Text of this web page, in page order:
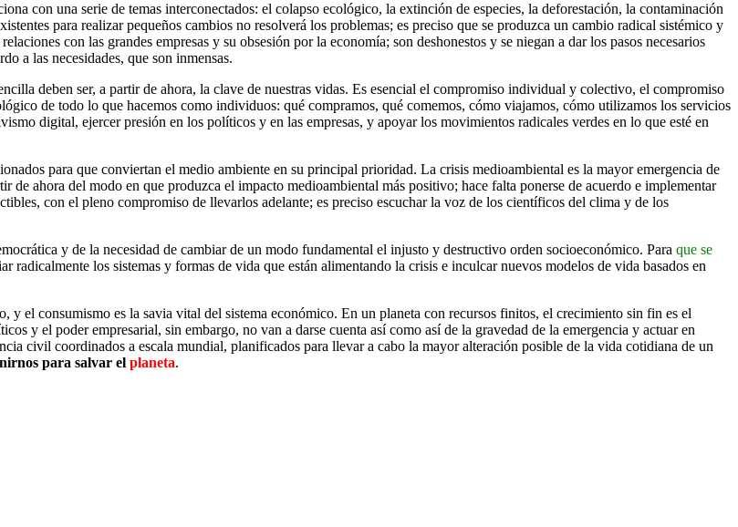
con una serie de temas interconectados: el colapso ecológico, la extinción de especies, la deforestación, la contaminación
para realizar pequeños cambios no resolverá los problemas; es preciso que se produzca un cambio radical sistémico y
con las grandes empresas y su obsesión por la economía; son deshonestos y se niegan a dar los pasos necesarios
a las necesidades, que son inmensas.
deben ser, a partir de ahora, la clave de nuestras vidas. Es esencial el compromiso individual y colectivo, el compromiso
de todo lo que hacemos como individuos: qué compramos, qué comemos, cómo viajamos, cómo utilizamos los servicios
digital, ejercer presión en los políticos y en las empresas, y apoyar los movimientos radicales verdes en lo que esté en
para que conviertan el medio ambiente en su principal prioridad. La crisis medioambiental es la mayor emergencia de
ahora del modo en que produzca el impacto medioambiental más positivo; hace falta ponerse de acuerdo e implementar
con el pleno compromiso de llevarlos adelante; es preciso escuchar la voz de los científicos del clima y de los
y de la necesidad de cambiar de un modo fundamental el injusto y destructivo orden socioeconómico. Para que se
radicalmente los sistemas y formas de vida que están alimentando la crisis e inculcar nuevos modelos de vida basados en
el consumismo es la savia vital del sistema económico. En un planeta con recursos finitos, el crecimiento sin fin es el
y el poder empresarial, sin embargo, no van a darse cuenta así como así de la gravedad de la emergencia y actuar en
civil coordinados a escala mundial, planificados para llevar a cabo la mayor alteración posible de la vida cotidiana de un
para salvar el planeta.